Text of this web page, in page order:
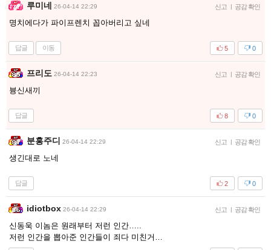
루미네 26-04-14 22:29 신고 공감 확인
명치에다가 파이프렌치 꼽아버리고 싶네
답글 이동 0
5
프리도 26-04-14 22:23 신고 공감 확인
븅신새끼
답글 0
8
분홍주디 26-04-14 22:29 신고 공감 확인
생긴대로 노네
답글 0
2
idiotbox 26-04-14 22:29 신고 공감 확인
신동욱 이놈은 원래부터 저런 인간…..
저런 인간을 뽑아준 인간들이 죄다 미친거…